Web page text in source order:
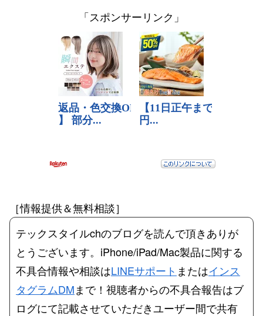
「スポンサーリンク」
［情報提供＆無料相談］
テックスタイルchのブログを読んで頂きありが
とうございます。iPhone/iPad/Mac製品に関する
不具合情報や相談はLINEサポート またはインス
タグラムDMまで！視聴者からの不具合報告はブ
ログにて記載させていただきユーザー間で共有